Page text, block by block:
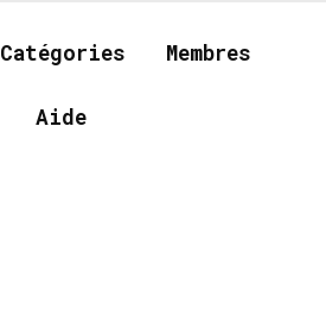
Catégories Membres
Aide